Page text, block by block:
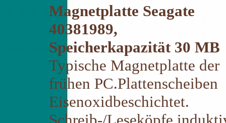
Magnetplatte Seagate
40381989,
Speicherkapazität 30 MB
Typische Magnetplatte der
frühen PC.Plattenscheiben
Eisenoxidbeschichtet.